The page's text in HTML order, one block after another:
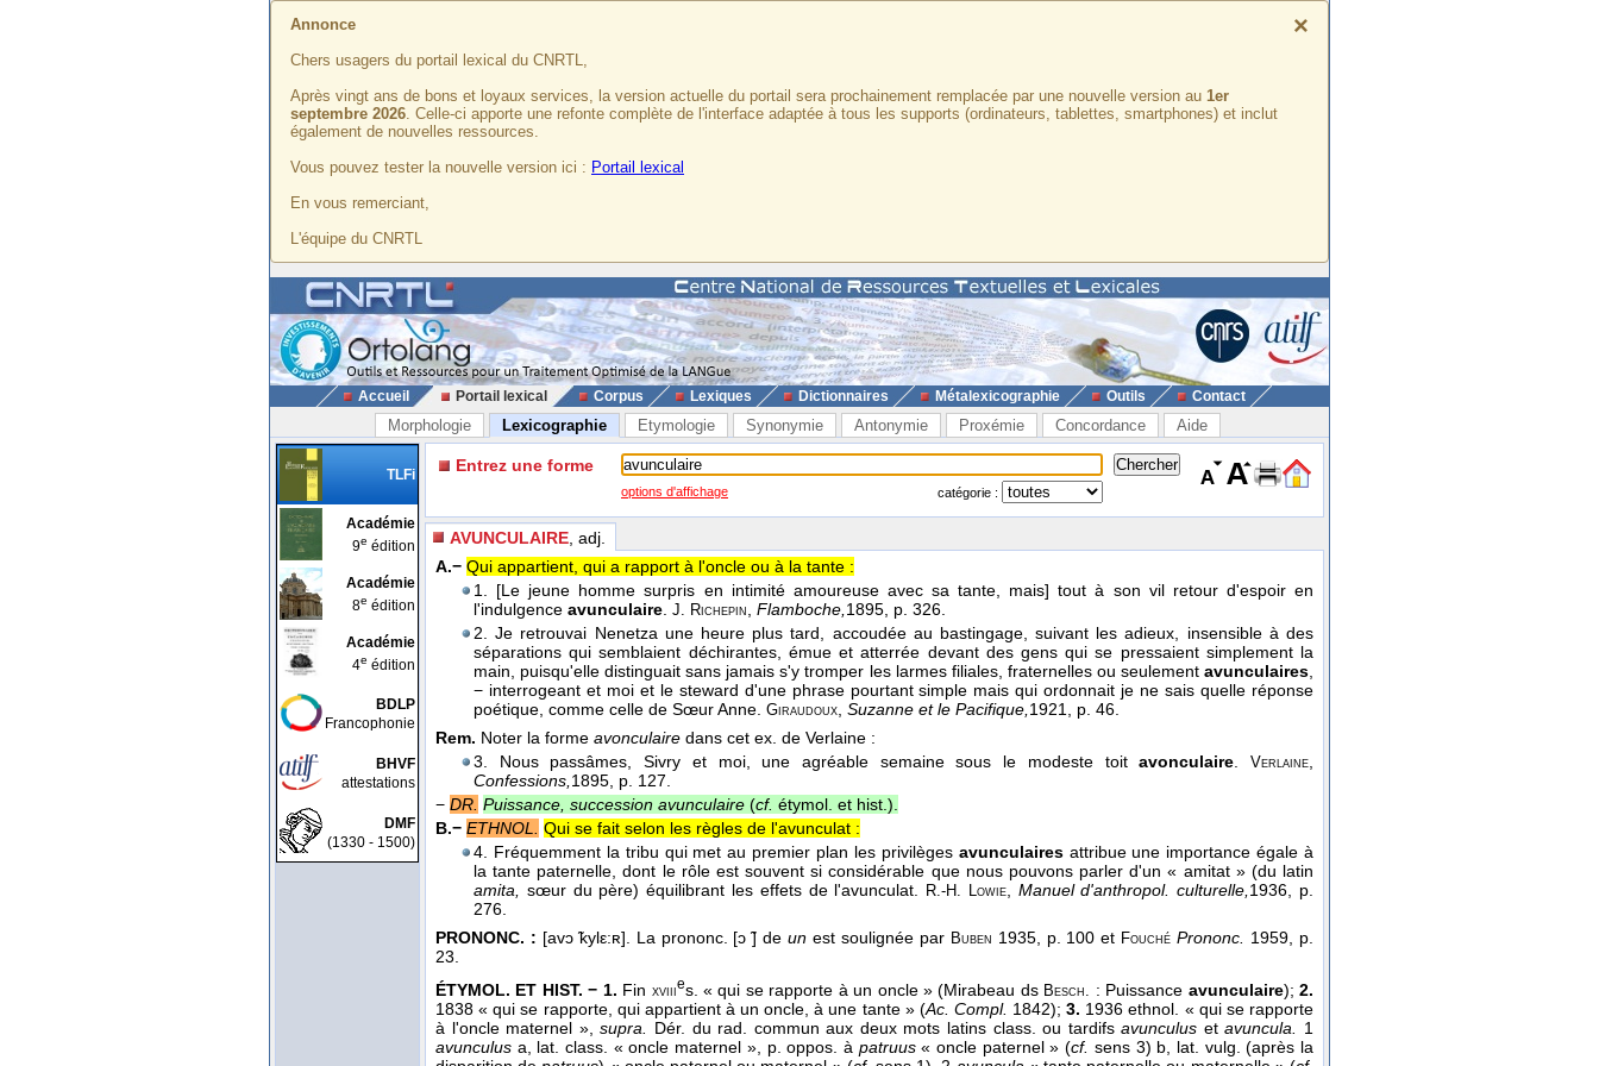
×
Annonce
Chers usagers du portail lexical du CNRTL,
Après vingt ans de bons et loyaux services, la version actuelle du portail sera prochainement remplacée par une nouvelle version au 1er
septembre 2026. Celle-ci apporte une refonte complète de l'interface adaptée à tous les supports (ordinateurs, tablettes, smartphones) et inclut
également de nouvelles ressources.
Vous pouvez tester la nouvelle version ici : Portail lexical
En vous remerciant,
L'équipe du CNRTL
Accueil Portail lexical Corpus Lexiques Dictionnaires Métalexicographie Outils Contact
Morphologie Lexicographie Etymologie Synonymie Antonymie Proxémie Concordance Aide
TLFi
Académie
9e édition
Académie
8e édition
Académie
4e édition
BDLP
Francophonie
BHVF
attestations
DMF
(1330 - 1500)
Entrez une forme
options d'affichage catégorie :
AVUNCULAIRE , adj.
A.− Qui appartient, qui a rapport à l'oncle ou à la tante :
1. [Le jeune homme surpris en intimité amoureuse avec sa tante, mais] tout à son vil retour d'espoir en
l'indulgence avunculaire. J. Richepin, Flamboche,1895, p. 326.
2. Je retrouvai Nenetza une heure plus tard, accoudée au bastingage, suivant les adieux, insensible à des
séparations qui semblaient déchirantes, émue et atterrée devant des gens qui se pressaient simplement la
main, puisqu'elle distinguait sans jamais s'y tromper les larmes filiales, fraternelles ou seulement avunculaires,
− interrogeant et moi et le steward d'une phrase pourtant simple mais qui ordonnait je ne sais quelle réponse
poétique, comme celle de Sœur Anne. Giraudoux, Suzanne et le Pacifique,1921, p. 46.
Rem. Noter la forme avonculaire dans cet ex. de Verlaine :
3. Nous passâmes, Sivry et moi, une agréable semaine sous le modeste toitavonculaire.Verlaine,
Confessions,1895, p. 127.
− DR. Puissance, succession avunculaire (cf. étymol. et hist.).
B.− ETHNOL. Qui se fait selon les règles de l'avunculat :
4. Fréquemment la tribu qui met au premier plan les privilèges avunculairesattribue une importance égale à
la tante paternelle, dont le rôle est souvent si considérable que nous pouvons parler d'un « amitat » (du latin
amita, sœur du père) équilibrant les effets de l'avunculat. R.-H. Lowie, Manuel d'anthropol. culturelle,1936, p.
276.
PRONONC. : [avɔ ̃kylε:ʀ]. La prononc. [ɔ ̃] deun est soulignée par Buben 1935, p. 100 et FouchéPrononc. 1959, p.
23.
ÉTYMOL. ET HIST. − 1. Fin xviiies. « qui se rapporte à un oncle » (Mirabeau ds Besch. : Puissance avunculaire);2.
1838 « qui se rapporte, qui appartient à un oncle, à une tante » (Ac. Compl. 1842);3. 1936 ethnol. « qui se rapporte
à l'oncle maternel »,supra. Dér. du rad. commun aux deux mots latins class. ou tardifsavunculus etavuncula.
1
avunculus a, lat. class. « oncle maternel », p. oppos. à patruus« oncle paternel » (cf. sens 3) b, lat. vulg. (après la